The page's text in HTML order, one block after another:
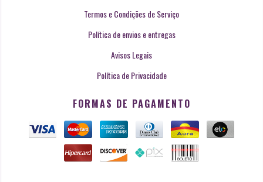
Termos e Condições de Serviço
Política de envios e entregas
Avisos Legais
Política de Privacidade
FORMAS DE PAGAMENTO